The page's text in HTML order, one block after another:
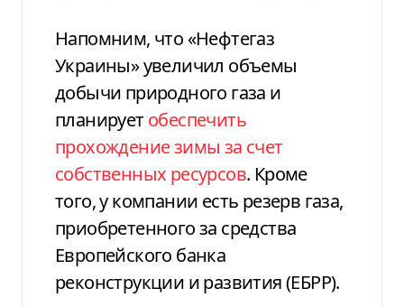
Напомним, что «Нефтегаз
Украины» увеличил объемы
добычи природного газа и
планируетобеспечить
прохождение зимы за счет
собственных ресурсов. Кроме
того, у компании есть резерв газа,
приобретенного за средства
Европейского банка
реконструкции и развития (ЕБРР).